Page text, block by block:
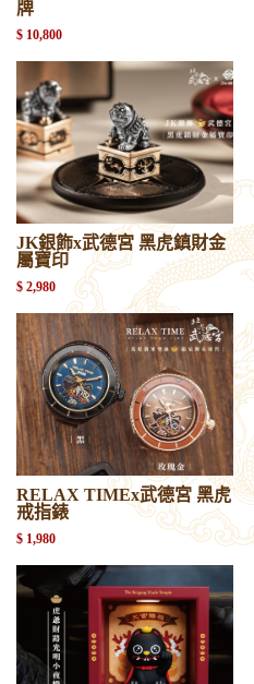
牌
$ 10,800
JK銀飾x武德宮 黑虎鎮財金
屬寶印
$ 2,980
RELAX TIMEx武德宮 黑虎
戒指錶
$ 1,980